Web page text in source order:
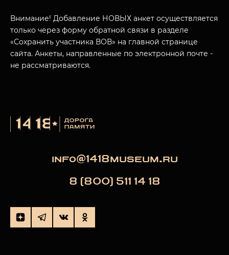
ПОСЕТИТЕЛЯМ
О НАС
НАЗАД
Внимание! Добавление НОВЫХ анкет осуществляется
только через форму обратной связи в разделе
«Сохранить участника ВОВ» на главной странице
сайта. Анкеты, направленные по электронной почте -
не рассматриваются.
info@1418museum.ru
8 (800) 511 14 18